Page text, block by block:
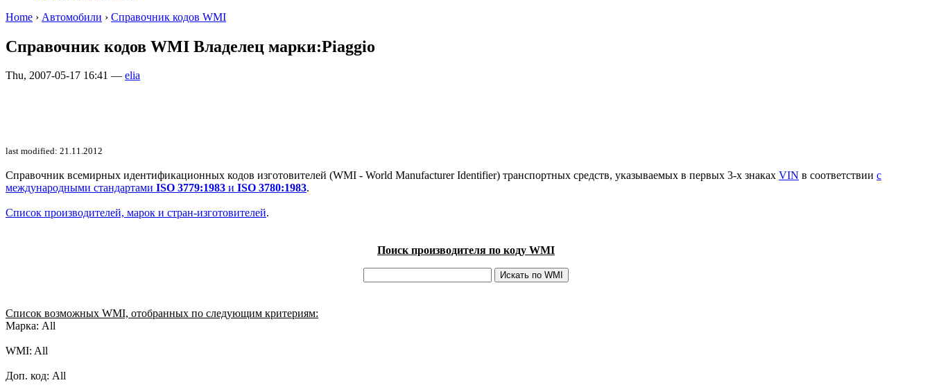
Home › Автомобили › Справочник кодов WMI
Справочник кодов WMI Владелец марки:Piaggio
Thu, 2007-05-17 16:41 — elia
last modified: 21.11.2012
Справочник всемирных идентификационных кодов изготовителей (WMI - World Manufacturer Identifier) транспортных средств, указываемых в первых 3-х знаках VIN в соответствии с
международными стандартами ISO 3779:1983 и ISO 3780:1983.
Список производителей, марок и стран-изготовителей.
Поиск производителя по коду WMI
Список возможных WMI, отобранных по следующим критериям:
Марка: All
WMI: All
Доп. код: All